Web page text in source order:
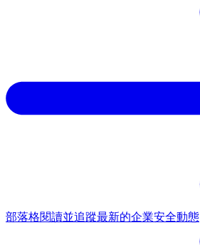
部落格閱讀並追蹤最新的企業安全動態